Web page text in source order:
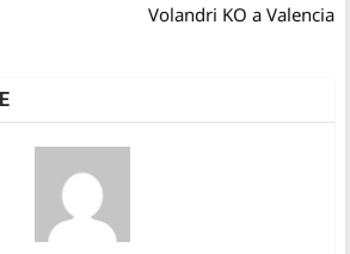
Volandri KO a Valencia